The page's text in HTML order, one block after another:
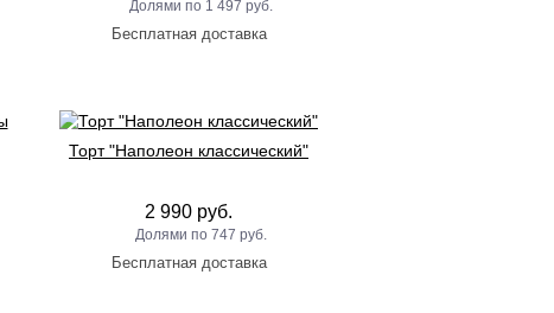
1 497 руб.
Торт "Наполеон классический"
2 990 руб.
747 руб.